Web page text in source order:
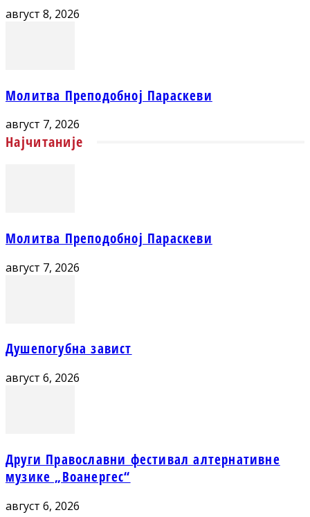
август 8, 2026
Молитва Преподобној Параскеви
август 7, 2026
Најчитаније
Молитва Преподобној Параскеви
август 7, 2026
Душепогубна завист
август 6, 2026
Други Православни фестивал алтернативне
музике „Воанергес“
август 6, 2026